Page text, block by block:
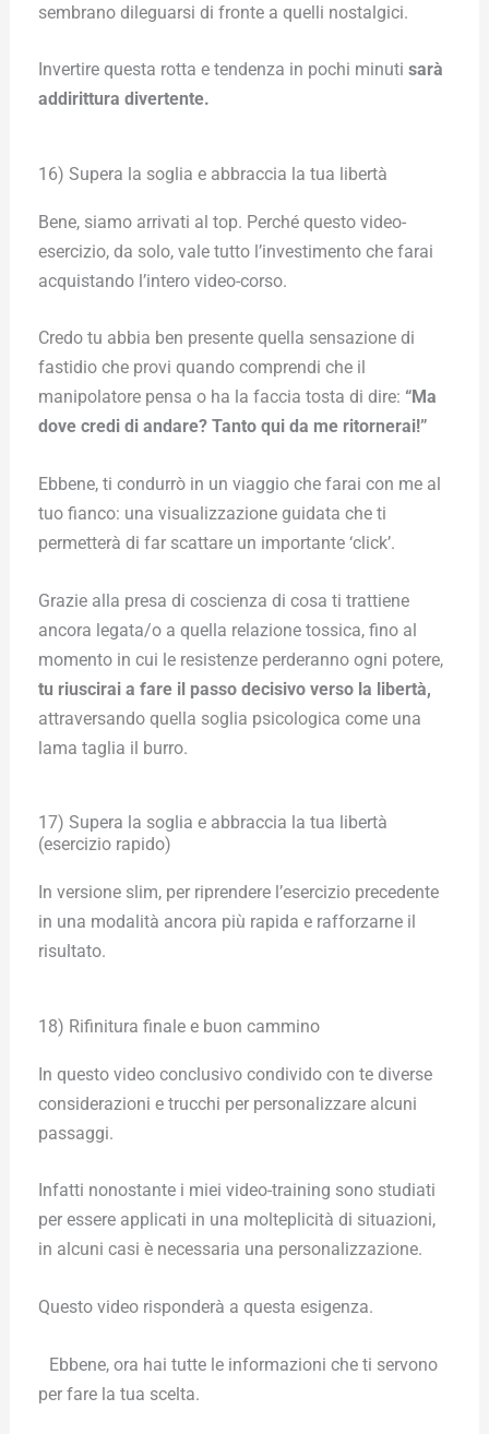
sembrano dileguarsi di fronte a quelli nostalgici.
Invertire questa rotta e tendenza in pochi minuti sarà
addirittura divertente.
16) Supera la soglia e abbraccia la tua libertà
Bene, siamo arrivati al top. Perché questo video-
esercizio, da solo, vale tutto l’investimento che farai
acquistando l’intero video-corso.
Credo tu abbia ben presente quella sensazione di
fastidio che provi quando comprendi che il
manipolatore pensa o ha la faccia tosta di dire: “Ma
dove credi di andare? Tanto qui da me ritornerai!”
Ebbene, ti condurrò in un viaggio che farai con me al
tuo fianco: una visualizzazione guidata che ti
permetterà di far scattare un importante ‘click’.
Grazie alla presa di coscienza di cosa ti trattiene
ancora legata/o a quella relazione tossica, fino al
momento in cui le resistenze perderanno ogni potere,
tu riuscirai a fare il passo decisivo verso la libertà,
attraversando quella soglia psicologica come una
lama taglia il burro.
17) Supera la soglia e abbraccia la tua libertà
(esercizio rapido)
In versione slim, per riprendere l’esercizio precedente
in una modalità ancora più rapida e rafforzarne il
risultato.
18) Rifinitura finale e buon cammino
In questo video conclusivo condivido con te diverse
considerazioni e trucchi per personalizzare alcuni
passaggi.
Infatti nonostante i miei video-training sono studiati
per essere applicati in una molteplicità di situazioni,
in alcuni casi è necessaria una personalizzazione.
Questo video risponderà a questa esigenza.
Ebbene, ora hai tutte le informazioni che ti servono
per fare la tua scelta.